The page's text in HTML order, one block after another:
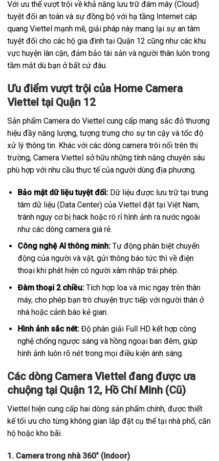
Với ưu thế vượt trội về khả năng lưu trữ đám mây (Cloud)
tuyệt đối an toàn và sự đồng bộ với hạ tầng Internet cáp
quang Viettel mạnh mẽ, giải pháp này mang lại sự an tâm
tuyệt đối cho các hộ gia đình tại Quận 12 cũng như các khu
vực huyện lân cận, đảm bảo tài sản và người thân luôn trong
tầm mắt dù bạn ở bất cứ đâu.
Ưu điểm vượt trội của Home Camera
Viettel tại Quận 12
Sản phẩm Camera do Viettel cung cấp mang sắc đỏ thương
hiệu đầy năng lượng, tượng trưng cho sự tin cậy và tốc độ
xử lý thông tin. Khác với các dòng camera trôi nổi trên thị
trường, Camera Viettel sở hữu những tính năng chuyên sâu
phù hợp với nhu cầu thực tế của người dùng địa phương.
Bảo mật dữ liệu tuyệt đối:Dữ liệu được lưu trữ tại trung
tâm dữ liệu (Data Center) của Viettel đặt tại Việt Nam,
tránh nguy cơ bị hack hoặc rò rỉ hình ảnh ra nước ngoài
như các dòng camera giá rẻ.
Công nghệ AI thông minh:Tự động phân biệt chuyển
động của người và vật, gửi thông báo tức thì về điện
thoại khi phát hiện có người xâm nhập trái phép.
Đàm thoại 2 chiều:Tích hợp loa và mic ngay trên thân
máy, cho phép bạn trò chuyện trực tiếp với người thân ở
nhà hoặc cảnh báo kẻ gian.
Hình ảnh sắc nét:Độ phân giải Full HD kết hợp công
nghệ chống ngược sáng và hồng ngoại ban đêm, giúp
hình ảnh luôn rõ nét trong mọi điều kiện ánh sáng.
Các dòng Camera Viettel đang được ưa
chuộng tại Quận 12, Hồ Chí Minh (Cũ)
Viettel hiện cung cấp hai dòng sản phẩm chính, được thiết
kế tối ưu cho từng không gian lắp đặt cụ thể tại nhà phố, căn
hộ hoặc kho bãi.
1. Camera trong nhà 360° (Indoor)